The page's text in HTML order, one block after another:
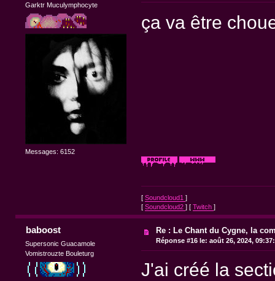
Garktr Muculymphocyte
Messages: 6152
ça va être
[ Soundcloud1 ]
[ Soundcloud2 ] [ Twitch ]
baboost
Supersonic Guacamole
Vomistrouzte Bouleturg
Re : Le Chant du Cygne, la
Réponse #16 le: août 26, 2024,
J'ai créé la